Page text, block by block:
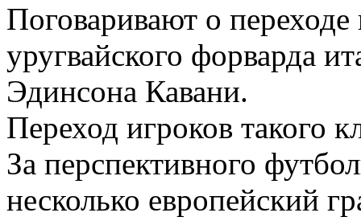
Поговаривают о переходе
уругвайского форварда
Эдинсона Кавани.
Переход игроков такого
За перспективного
несколько европейский